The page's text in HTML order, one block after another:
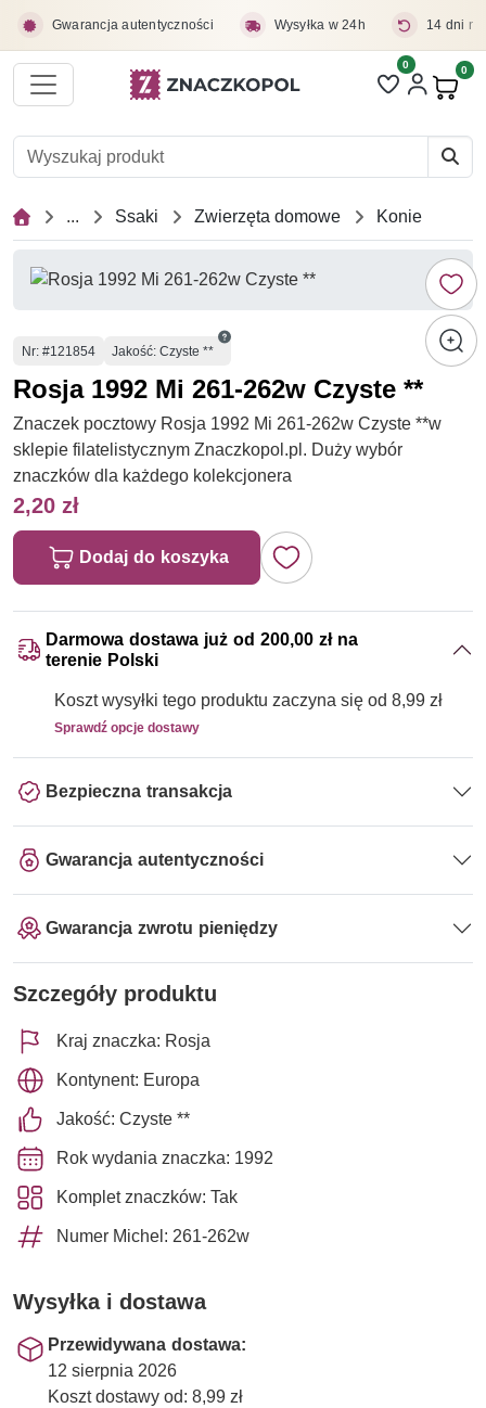
Gwarancja autentyczności Wysyłka w 24h 14 dni
Liczba pozycji
0 0
... Ssaki Zwierzęta domowe Konie
Numer
Nr: #121854 Jakość: Czyste **
Rosja 1992 Mi 261-262w Czyste **
Znaczek pocztowy Rosja 1992 Mi 261-262w Czyste **w
sklepie filatelistycznym Znaczkopol.pl. Duży wybór
znaczków dla każdego kolekcjonera
2,20 zł
Dodaj do koszyka
Darmowa dostawa już od 200,00 zł na
terenie Polski
Koszt wysyłki tego produktu zaczyna się od 8,99 zł
Sprawdź opcje dostawy
Bezpieczna transakcja
Gwarancja autentyczności
Gwarancja zwrotu pieniędzy
Szczegóły produktu
Kraj znaczka: Rosja
Kontynent: Europa
Jakość: Czyste **
Rok wydania znaczka: 1992
Komplet znaczków: Tak
Numer Michel: 261-262w
Wysyłka i dostawa
Przewidywana dostawa:
12 sierpnia 2026
Koszt dostawy od: 8,99 zł